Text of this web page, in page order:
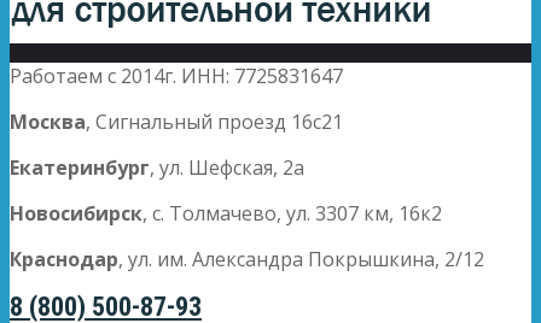
Работаем с 2014г. ИНН: 7725831647
Москва, Сигнальный проезд 16с21
Екатеринбург, ул. Шефская, 2а
Новосибирск, с. Толмачево, ул. 3307 км, 16к2
Краснодар, ул. им. Александра Покрышкина, 2/12
8 (800) 500-87-93